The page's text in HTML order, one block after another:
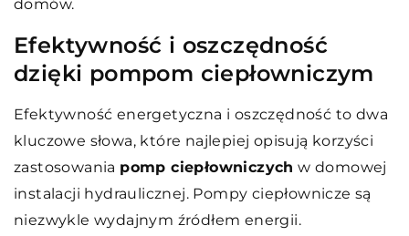
domów.
Efektywność i oszczędność
dzięki pompom ciepłowniczym
Efektywność energetyczna i oszczędność to dwa
kluczowe słowa, które najlepiej opisują korzyści
zastosowania pomp ciepłowniczych w domowej
instalacji hydraulicznej. Pompy ciepłownicze są
niezwykle wydajnym źródłem energii.